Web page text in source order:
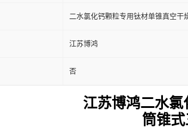
二水氯化钙颗粒专用钛材单锥真空干
江苏博鸿
否
江苏博鸿二水氯
筒锥